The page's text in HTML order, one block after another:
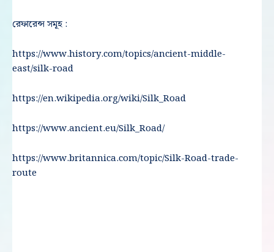
রেফারেন্স সমূহ :
https://www.history.com/topics/ancient-middle-
east/silk-road
https://en.wikipedia.org/wiki/Silk_Road
https://www.ancient.eu/Silk_Road/
https://www.britannica.com/topic/Silk-Road-trade-
route